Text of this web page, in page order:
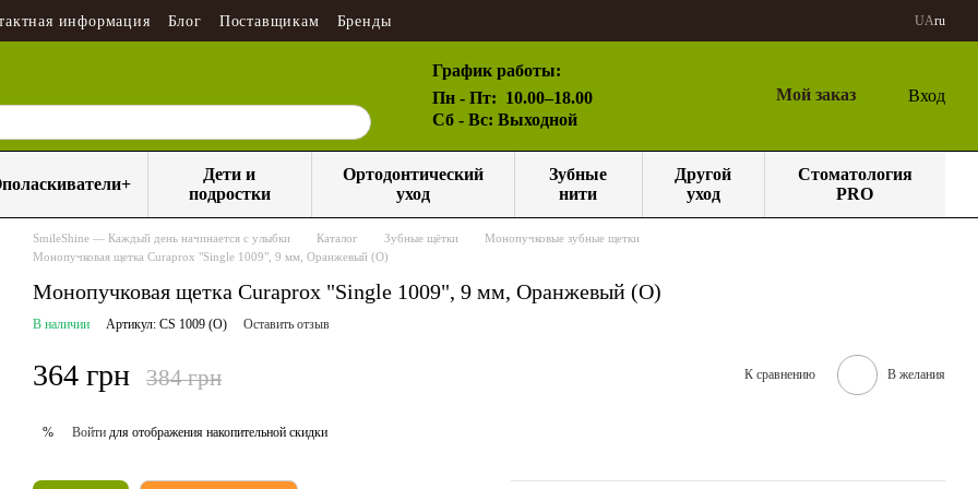
информация Блог Поставщикам Бренды UAru
График работы:
Пн - Пт: 10.00–18.00
Сб - Вс: Выходной
Мой заказ Вход
Дети и
подростки
Ортодонтический
уход
Зубные
нити
Другой
уход
Стоматология
PRO
SmileShine — Каждый день начинается с улыбки Каталог Зубные щётки
Монопучковые зубные щетки
Монопучковая щетка Curaprox "Single 1009", 9 мм, Оранжевый (O)
Монопучковая щетка Curaprox "Single 1009", 9 мм, Оранжевый (O)
В наличии Артикул: CS 1009 (O) Оставить отзыв
364 грн 384 грн К сравнению В желания
% Войти для отображения накопительной скидки